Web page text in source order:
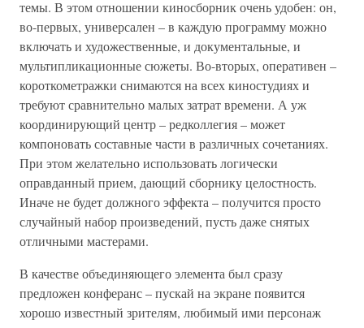
темы. В этом отношении киносборник очень удобен: он,
во-первых, универсален – в каждую программу можно
включать и художественные, и документальные, и
мультипликационные сюжеты. Во-вторых, оперативен –
короткометражки снимаются на всех киностудиях и
требуют сравнительно малых затрат времени. А уж
координирующий центр – редколлегия – может
компоновать составные части в различных сочетаниях.
При этом желательно использовать логически
оправданный прием, дающий сборнику целостность.
Иначе не будет должного эффекта – получится просто
случайный набор произведений, пусть даже снятых
отличными мастерами.
В качестве объединяющего элемента был сразу
предложен конферанс – пускай на экране появится
хорошо известный зрителям, любимый ими персонаж